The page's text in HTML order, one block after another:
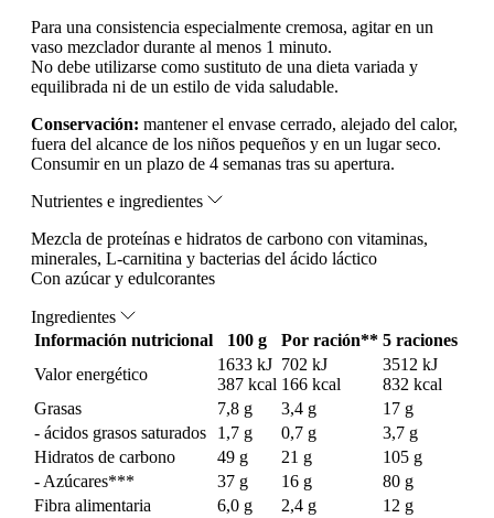
Para una consistencia especialmente cremosa, agitar en un
vaso mezclador durante al menos 1 minuto.
No debe utilizarse como sustituto de una dieta variada y
equilibrada ni de un estilo de vida saludable.
Conservación: mantener el envase cerrado, alejado del calor,
fuera del alcance de los niños pequeños y en un lugar seco.
Consumir en un plazo de 4 semanas tras su apertura.
Nutrientes e ingredientes
Mezcla de proteínas e hidratos de carbono con vitaminas,
minerales, L-carnitina y bacterias del ácido láctico
Con azúcar y edulcorantes
Ingredientes
Información nutricional
100 g Por ración** 5 raciones
Valor energético
1633 kJ
387 kcal
702 kJ
166 kcal
3512 kJ
832 kcal
Grasas
7,8 g 3,4 g
17 g
- ácidos grasos saturados
1,7 g 0,7 g
3,7 g
Hidratos de carbono
49 g 21 g
105 g
- Azúcares***
37 g 16 g
80 g
Fibra alimentaria
6,0 g 2,4 g
12 g